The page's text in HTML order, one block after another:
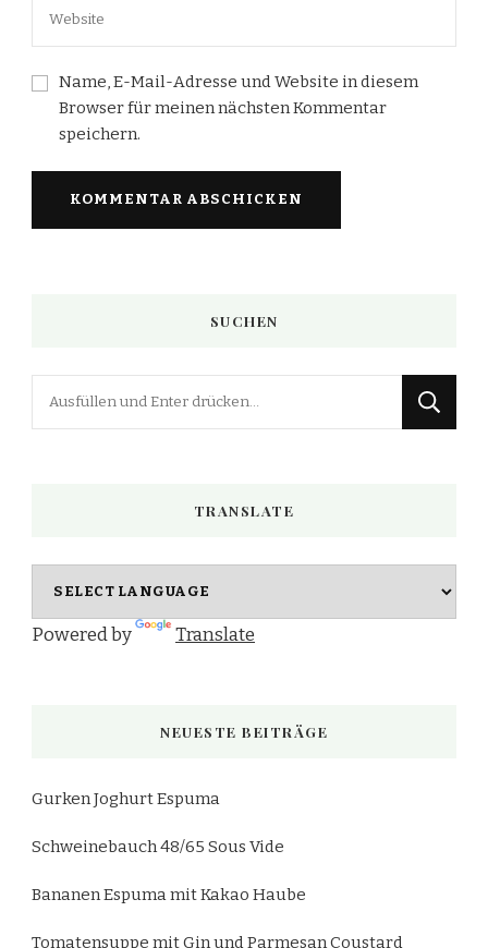
Name, E-Mail-Adresse und Website in diesem
Browser für meinen nächsten Kommentar
speichern.
SUCHEN
TRANSLATE
Powered by Translate
NEUESTE BEITRÄGE
Gurken Joghurt Espuma
Schweinebauch 48/65 Sous Vide
Bananen Espuma mit Kakao Haube
Tomatensuppe mit Gin und Parmesan Coustard